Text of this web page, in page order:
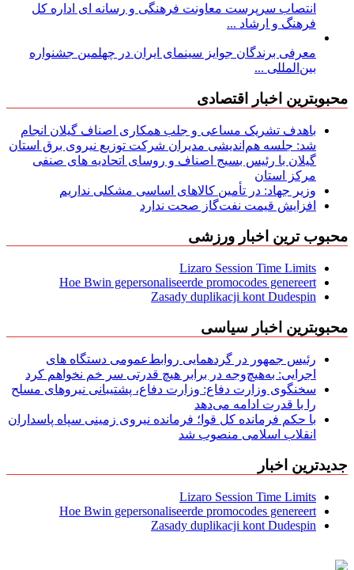
انتصاب سرپرست معاونت فرهنگی و رسانه ای اداره کل
فرهنگ و ارشاد ...
معرفی برندگان جوایز سینمای ایران در چهلمین جشنواره
بین‌المللی ...
محبوبترین اخبار اقتصادی
باهدف تشریک مساعی و جلب همکاری اصناف گیلان انجام
شد: جلسه هم‌اندیشی مدیران شركت توزیع نیروی برق استان
گیلان با رئیس بسیج اصناف و روسای اتحادیه های صنفی
مركز استان
وزیر جهاد: در تأمین کالاهای اساسی مشکلی نداریم
افزایش قیمت نفت‌گاز صحت ندارد
محبوب ترین اخبار ورزشی
Lizaro Session Time Limits
Hoe Bwin gepersonaliseerde promocodes genereert
Zasady duplikacji kont Dudespin
محبوبترین اخبار سیاسی
رئیس جمهور در گردهمایی روابط‌عمومی دستگاه های
اجرایی: به‌هیچ‌وجه در برابر هیچ قدرتی سر خم نخواهم کرد
سخنگوی وزارت دفاع: وزارت دفاع، پشتیبانی نیرو‌های مسلح
را با قدرت ادامه می‌دهد
با حکم فرمانده کل قوا؛ فرمانده نیروی زمینی سپاه پاسداران
انقلاب اسلامی منصوب شد
جدیدترین اخبار
Lizaro Session Time Limits
Hoe Bwin gepersonaliseerde promocodes genereert
Zasady duplikacji kont Dudespin